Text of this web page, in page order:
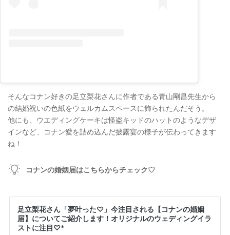
そんなコナン好きの足立梨花さんに作者である青山剛昌先生から
の結婚祝いの色紙をウェルカムスペースに飾られたんだそう。
他にも、ウエディングケーキは怪盗キッドのハットのようなデザ
インなど、コナン愛を詰め込んだ披露宴の様子が伝わってきます
ね！
コナンの婚姻届はこちらからチェック♡